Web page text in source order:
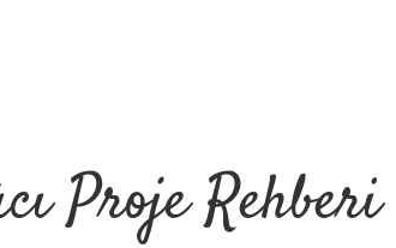
Proje Rehberi